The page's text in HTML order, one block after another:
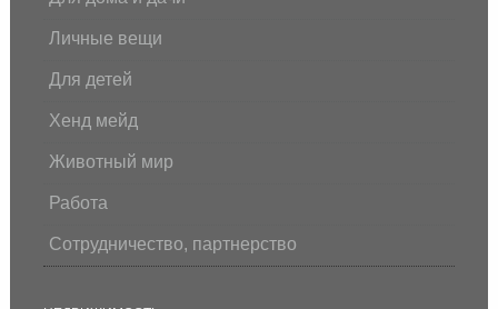
Личные вещи
Для детей
Хенд мейд
Животный мир
Работа
Сотрудничество, партнерство